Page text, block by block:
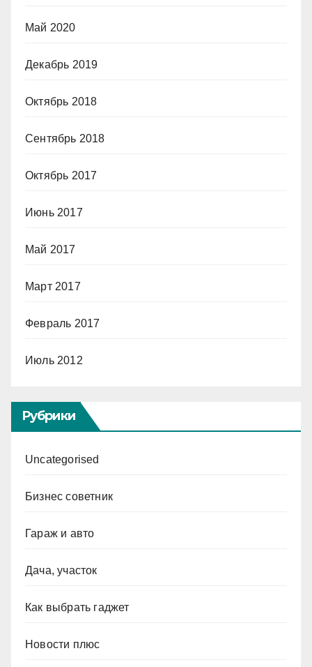
Май 2020
Декабрь 2019
Октябрь 2018
Сентябрь 2018
Октябрь 2017
Июнь 2017
Май 2017
Март 2017
Февраль 2017
Июль 2012
Рубрики
Uncategorised
Бизнес советник
Гараж и авто
Дача, участок
Как выбрать гаджет
Новости плюс